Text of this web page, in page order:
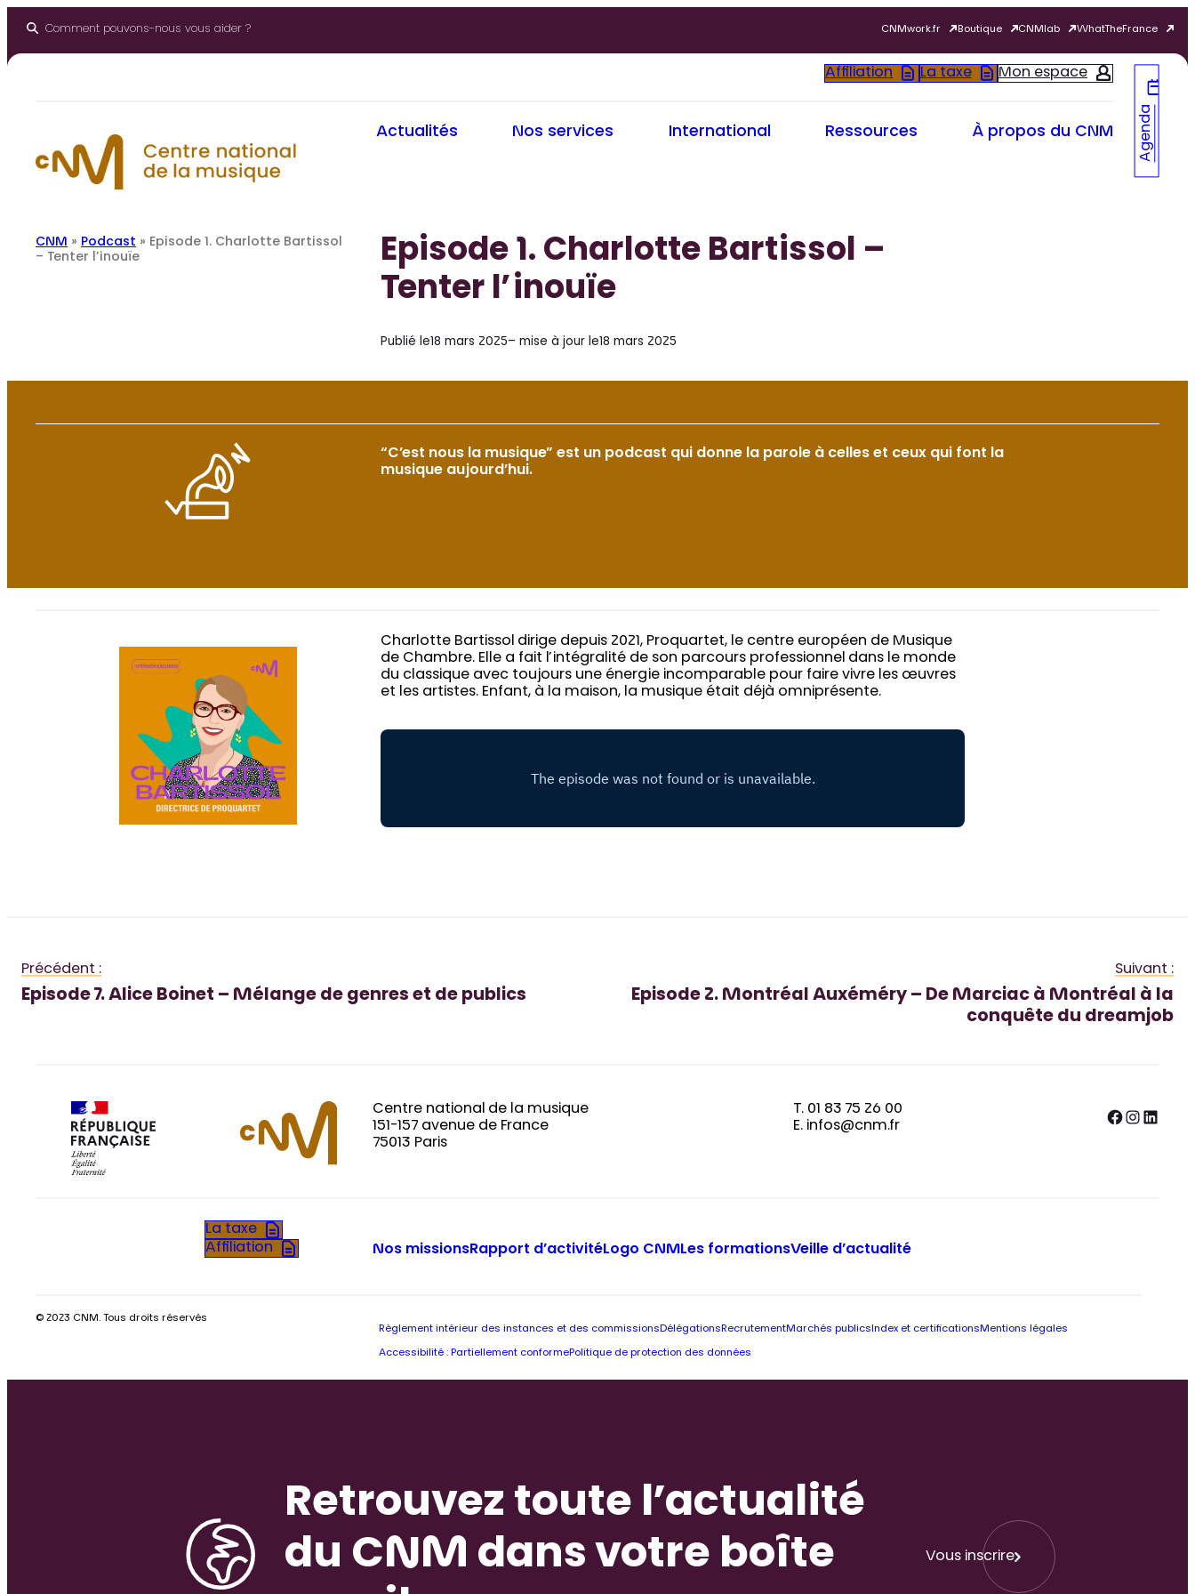
Comment pouvons-nous vous aider ? CNMwork.fr Boutique CNMlab WhatTheFrance
Affiliation La taxe Mon espace
Actualités Nos services International Ressources À propos du CNM Agenda
CNM » Podcast » Episode 1. Charlotte Bartissol
– Tenter l’inouïe
Episode 1. Charlotte Bartissol –
Tenter l’inouïe
Publié le18 mars 2025– mise à jour le18 mars 2025
“C’est nous la musique” est un podcast qui donne la parole à celles et ceux qui font la
musique aujourd’hui.
Charlotte Bartissol dirige depuis 2021, Proquartet, le centre européen de Musique
de Chambre. Elle a fait l’intégralité de son parcours professionnel dans le monde
du classique avec toujours une énergie incomparable pour faire vivre les œuvres
et les artistes. Enfant, à la maison, la musique était déjà omniprésente.
Précédent :
Episode 7. Alice Boinet – Mélange de genres et de publics
Suivant :
Episode 2. Montréal Auxéméry – De Marciac à Montréal à la
conquête du dreamjob
Centre national de la musique
151-157 avenue de France
75013 Paris
T. 01 83 75 26 00
E. infos@cnm.fr
Facebook InstagramLinkedIn
La taxe
Affiliation
Nos missionsRapport d’activitéLogo CNMLes formationsVeille d’actualité
© 2023 CNM. Tous droits réservés
Règlement intérieur des instances et des commissions Délégations RecrutementMarchés publics Index et certifications Mentions légales
Accessibilité : Partiellement conformePolitique de protection des données
Retrouvez toute l’actualité
du CNM dans votre boîte
Vous inscrire